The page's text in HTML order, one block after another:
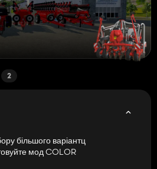
2
більшого варіантц
мод COLOR